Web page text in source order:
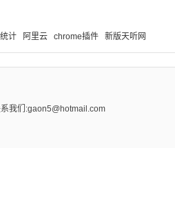
计 阿里云 chrome插件 新版天听网
我们:gaon5@hotmail.com